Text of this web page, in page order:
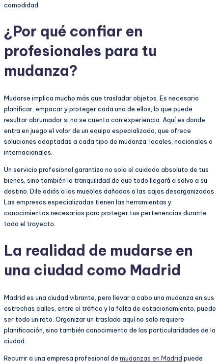
comodidad.
¿Por qué confiar en
profesionales para tu
mudanza?
Mudarse implica mucho más que trasladar objetos. Es necesario
planificar, empacar y proteger cada uno de ellos, lo que puede
resultar abrumador si no se cuenta con experiencia. Aquí es donde
entra en juego el valor de un equipo especializado, que ofrece
soluciones adaptadas a cada tipo de mudanza: locales, nacionales o
internacionales.
Un servicio profesional garantiza no solo el cuidado absoluto de tus
bienes, sino también la tranquilidad de que todo llegará a salvo a su
destino. Dile adiós a los muebles dañados o las cajas desorganizadas.
Las empresas especializadas tienen las herramientas y
conocimientos necesarios para proteger tus pertenencias durante
todo el trayecto.
La realidad de mudarse en
una ciudad como Madrid
Madrid es una ciudad vibrante, pero llevar a cabo una mudanza en sus
estrechas calles, entre el tráfico y la falta de estacionamiento, puede
ser todo un reto. Organizar un traslado aquí no solo requiere
planificación, sino también conocimiento de las particularidades de la
ciudad.
Recurrir a una empresa profesional de mudanzas en Madrid puede